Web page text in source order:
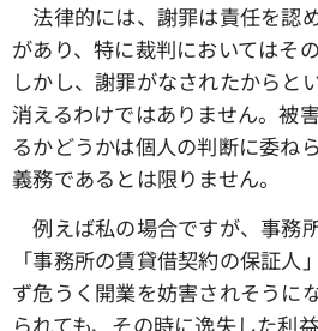
法律的には、謝罪は責任を認
があり、特に裁判においてはそ
しかし、謝罪がなされたからと
消えるわけではありません。被
るかどうかは個人の判断に委ね
義務であるとは限りません。
例えば私の場合ですが、事務
「事務所の賃貸借契約の保証人
ず危うく開業を妨害されそうに
られても、その時に逸失した利